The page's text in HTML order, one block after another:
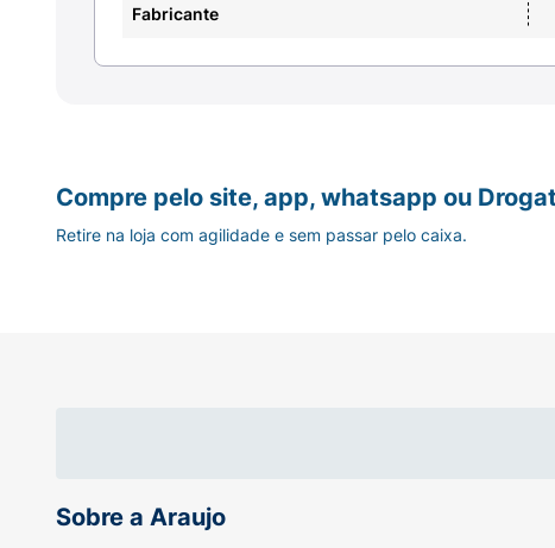
• O Creme para Pentear Seda Boom
A vida é cheia de possibilidades - tenha um
para Pentear Seda Boom Definição Super
Este creme para cabelos cacheados une a
hidratados. A nova fórmula contém Óleo de
Fabricante
Sobre a Araujo
Compre pelo site, app, whatsapp ou
Retire na loja com agilidade e sem passar pelo caixa.